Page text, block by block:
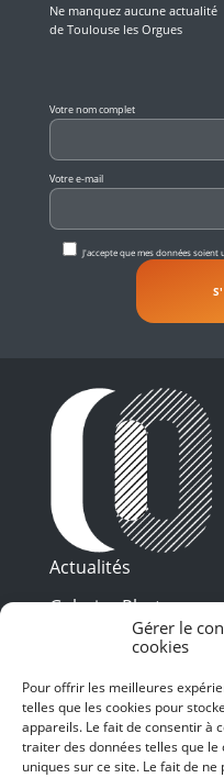
Gérer le
cookies
Pour offrir les meilleures
telles que les cookies pour
appareils. Le fait de consentir à
traiter des données telles que
uniques sur ce site. Le fait de
Ne manquez aucune actualité
de Toulouse les Orgues
Votre nom complet
Votre e-mail
J'accepte que mes données soient
Actualités
Galeries Photos
Vidéothèque
Presse
Programme PDF
Billetterie
Recrutement